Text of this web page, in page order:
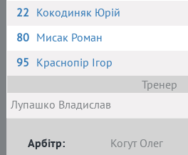
22 Кокодиняк Юрій
80 Мисак Роман
95 Краснопір Ігор
Тренер
Лупашко Владислав
Арбітр:
Когут Олег